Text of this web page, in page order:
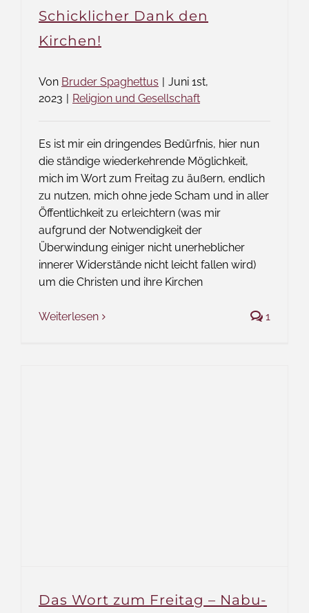
Schicklicher Dank den
Kirchen!
Von Bruder Spaghettus | Juni 1st,
2023 | Religion und Gesellschaft
Es ist mir ein dringendes Bedürfnis, hier nun
die ständige wiederkehrende Möglichkeit,
mich im Wort zum Freitag zu äußern, endlich
zu nutzen, mich ohne jede Scham und in aller
Öffentlichkeit zu erleichtern (was mir
aufgrund der Notwendigkeit der
Überwindung einiger nicht unerheblicher
innerer Widerstände nicht leicht fallen wird)
um die Christen und ihre Kirchen
Weiterlesen 1
Das Wort zum Freitag – Nabu-